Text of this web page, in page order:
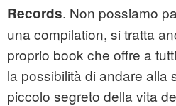
Records. Non possiamo
una compilation, si tratta
proprio book che offre a
la possibilità di andare alla
piccolo segreto della vita